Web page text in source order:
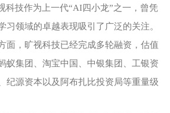
科技作为上一代“AI四小龙”之一，曾凭
习领域的卓越表现吸引了广泛的关注。
面，旷视科技已经完成多轮融资，估值
蚁集团、淘宝中国、中银集团、工银资
纪源资本以及阿布扎比投资局等重量级